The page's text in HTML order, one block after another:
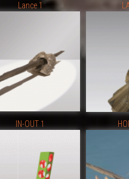
Lance 1
IN-OUT 1